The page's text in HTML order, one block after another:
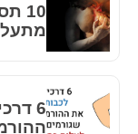
6